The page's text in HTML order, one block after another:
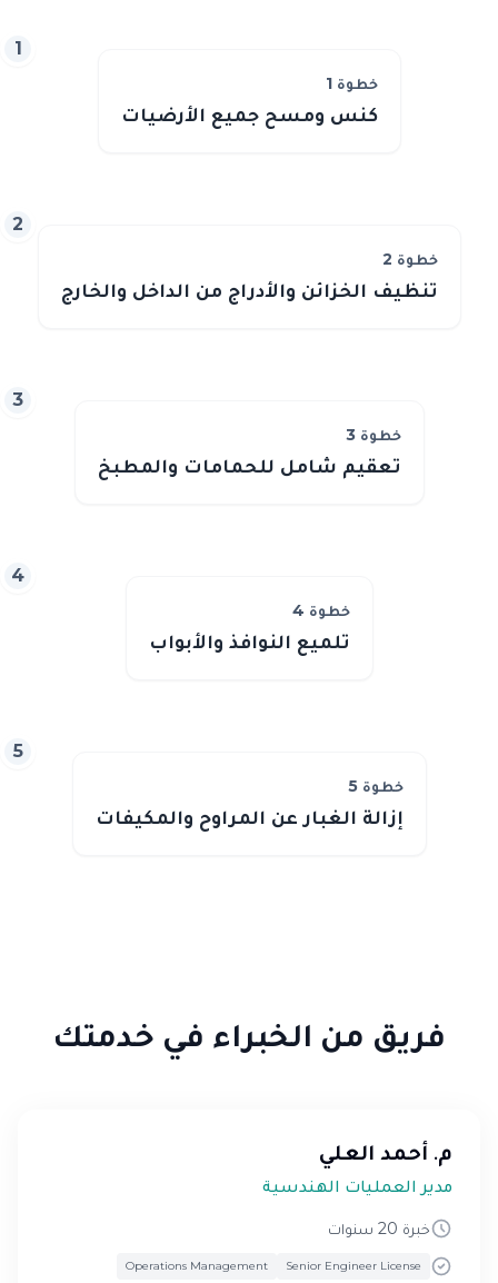
خطوة 1
كنس ومسح جميع الأرضيات
1
خطوة 2
تنظيف الخزائن والأدراج من الداخل والخارج
2
خطوة 3
تعقيم شامل للحمامات والمطبخ
3
خطوة 4
تلميع النوافذ والأبواب
4
خطوة 5
إزالة الغبار عن المراوح والمكيفات
5
فريق من الخبراء في خدمتك
م. أحمد العلي
مدير العمليات الهندسية
خبرة 20 سنوات
Senior Engineer License
Operations Management